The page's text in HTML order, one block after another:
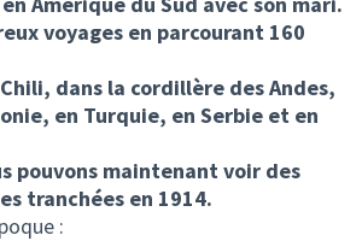
voyages en parcourant 160
dans la cordillère desAndes,
en Turquie, en Serbie et en
pouvons maintenant voir des
tranchées en 1914.
: